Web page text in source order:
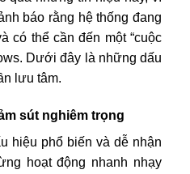
báo rằng hệ thống đang
có thể cần đến một “cuộc
Dưới đây là những dấu
lưu tâm.
sút nghiêm trọng
hiệu phổ biến và dễ nhận
hoạt động nhanh nhạy